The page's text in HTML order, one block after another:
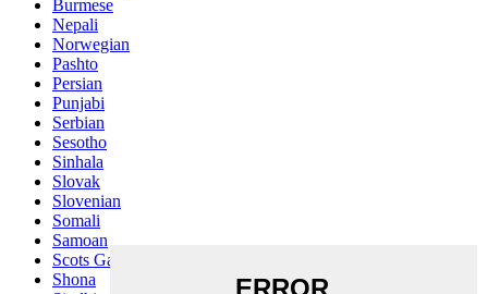
Burmese
Nepali
Norwegian
Pashto
Persian
Punjabi
Serbian
Sesotho
Sinhala
Slovak
Slovenian
Somali
Samoan
Scots Gaelic
Shona